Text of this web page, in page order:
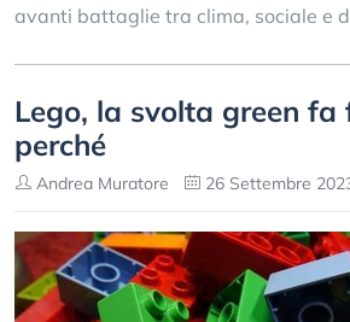
avanti battaglie tra clima, sociale e
Lego, la svolta green fa
perché
Andrea Muratore 26 Settembre